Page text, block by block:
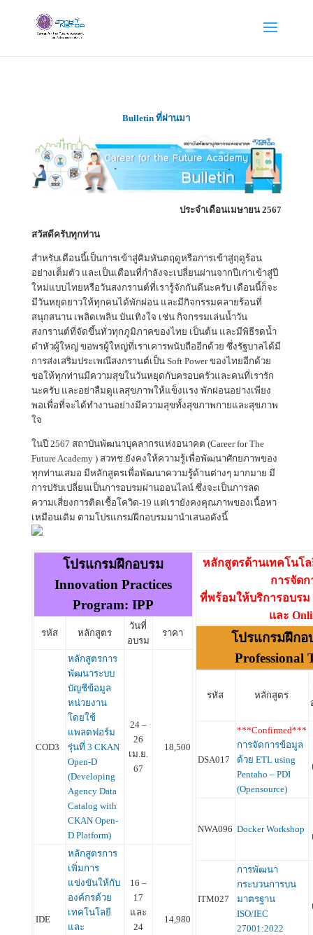
Bulletin ที่ผ่านมา
ประจำเดือนเมษายน 2567
สวัสดีครับทุกท่าน
สำหรับเดือนนี้เป็นการเข้าสู่คิมหันตฤดูหรือการเข้าสู่ฤดูร้อน
อย่างเต็มตัว และเป็นเดือนที่กำลังจะเปลี่ยนผ่านจากปีเก่าเข้าสู่ปี
ใหม่แบบไทยหรือวันสงกรานต์ที่เรารู้จักกันดีนะครับ เดือนนี้ก็จะ
มีวันหยุดยาวให้ทุกคนได้พักผ่อน และมีกิจกรรมคลายร้อนที่
สนุกสนาน เพลิดเพลิน บันเทิงใจ เช่น กิจกรรมเล่นน้ำวัน
สงกรานต์ที่จัดขึ้นทั่วทุกภูมิภาคของไทย เป็นต้น และมีพิธีรดน้ำ
ดำหัวผู้ใหญ่ ขอพรผู้ใหญ่ที่เราเคารพนับถืออีกด้วย ซึ่งรัฐบาลได้มี
การส่งเสริมประเพณีสงกรานต์เป็น Soft Power ของไทยอีกด้วย
ขอให้ทุกท่านมีความสุขในวันหยุดกับครอบครัวและคนที่เรารัก
นะครับ และอย่าลืมดูแลสุขภาพให้แข็งแรง พักผ่อนอย่างเพียง
พอเพื่อที่จะได้ทำงานอย่างมีความสุขทั้งสุขภาพกายและสุขภาพ
ใจ
ในปี 2567 สถาบันพัฒนาบุคลากรแห่งอนาคต (Career for The
Future Academy ) สวทช.ยังคงให้ความรู้เพื่อพัฒนาศักยภาพของ
ทุกท่านเสมอ มีหลักสูตรเพื่อพัฒนาความรู้ด้านต่างๆ มากมาย มี
การปรับเปลี่ยนเป็นการอบรมผ่านออนไลน์ ซึ่งจะเป็นการลด
ความเสี่ยงการติดเชื้อโควิด-19 แต่เรายังคงคุณภาพของเนื้อหา
เหมือนเดิม ตามโปรแกรมฝึกอบรมมานำเสนอดังนี้
โปรแกรมฝึกอบรม
Innovation Practices
Program: IPP
รหัส หลักสูตร
วันที่
อบรม
ราคา
COD3
หลักสูตรการ
พัฒนาระบบ
บัญชีข้อมูล
หน่วยงาน
โดยใช้
แพลตฟอร์ม
รุ่นที่ 3 CKAN
Open-D
(Developing
Agency Data
Catalog with
CKAN Open-
D Platform)
24 –
26
เม.ย.
67
18,500
IDE
หลักสูตรการ
เพิ่มการ
แข่งขันให้กับ
องค์กรด้วย
เทคโนโลยี
และ
16 –
17
และ
24
14,980
หลักสูตรด้านเทคโนโ
การจัดก
ที่พร้อมให้บริการอบรม
และ
โปรแกรมฝึก
Professional
รหัส หลักสูตร
DSA017
***Confirmed***
การจัดการข้อมูล
ด้วย ETL using
Pentaho – PDI
(Opensource)
NWA096 Docker Workshop
ITM027
การพัฒนา
กระบวนการบน
มาตรฐาน
ISO/IEC
27001:2022